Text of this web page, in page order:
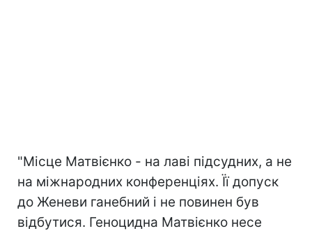
"Місце Матвієнко - на лаві підсудних, а не
на міжнародних конференціях. Її допуск
до Женеви ганебний і не повинен був
відбутися. Геноцидна Матвієнко несе